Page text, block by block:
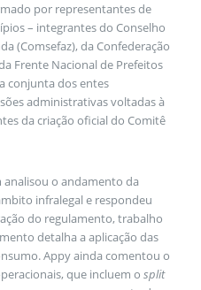
por representantes de
– integrantes do Conselho
(Comsefaz), da Confederação
Frente Nacional de Prefeitos
conjunta dos entes
administrativas voltadas à
da criação oficial do Comitê
o andamento da
infralegal e respondeu
do regulamento, trabalho
detalha a aplicação das
Appy ainda comentou o
que incluem o split